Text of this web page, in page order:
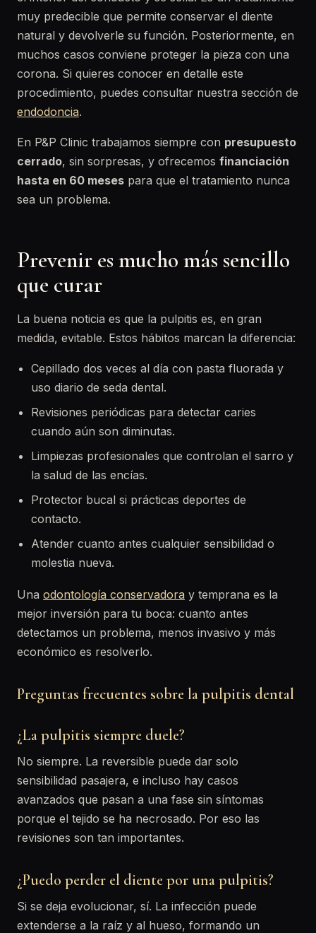
muy predecible que permite conservar el diente
natural y devolverle su función. Posteriormente, en
muchos casos conviene proteger la pieza con una
corona. Si quieres conocer en detalle este
procedimiento, puedes consultar nuestra sección de
endodoncia.
En P&P Clinic trabajamos siempre con presupuesto
cerrado, sin sorpresas, y ofrecemos financiación
hasta en 60 meses para que el tratamiento nunca
sea un problema.
Prevenir es mucho más sencillo
que curar
La buena noticia es que la pulpitis es, en gran
medida, evitable. Estos hábitos marcan la diferencia:
Cepillado dos veces al día con pasta fluorada y
uso diario de seda dental.
Revisiones periódicas para detectar caries
cuando aún son diminutas.
Limpiezas profesionales que controlan el sarro y
la salud de las encías.
Protector bucal si prácticas deportes de
contacto.
Atender cuanto antes cualquier sensibilidad o
molestia nueva.
Una odontología conservadora y temprana es la
mejor inversión para tu boca: cuanto antes
detectamos un problema, menos invasivo y más
económico es resolverlo.
Preguntas frecuentes sobre la pulpitis dental
¿La pulpitis siempre duele?
No siempre. La reversible puede dar solo
sensibilidad pasajera, e incluso hay casos
avanzados que pasan a una fase sin síntomas
porque el tejido se ha necrosado. Por eso las
revisiones son tan importantes.
¿Puedo perder el diente por una pulpitis?
Si se deja evolucionar, sí. La infección puede
extenderse a la raíz y al hueso, formando un